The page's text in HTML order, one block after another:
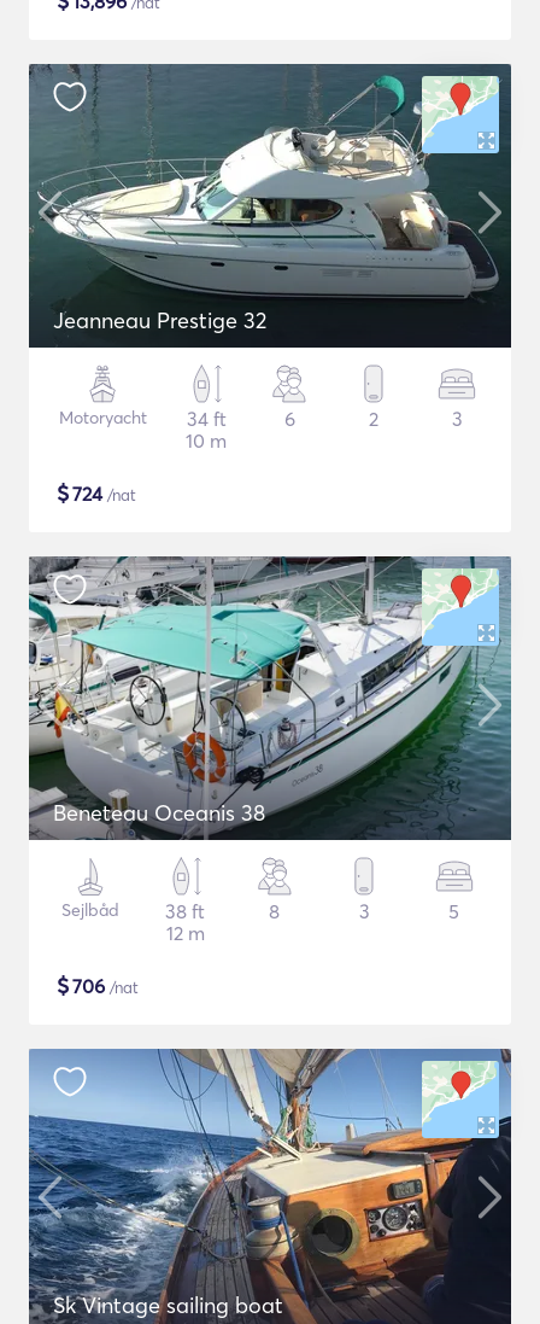
Jeanneau Prestige 32
Motoryacht
34 ft
10 m
6 2 3
$724/nat
Beneteau Oceanis 38
Sejlbåd
38 ft
12 m
8 3 5
$706 /nat
Sk Vintage sailing boat